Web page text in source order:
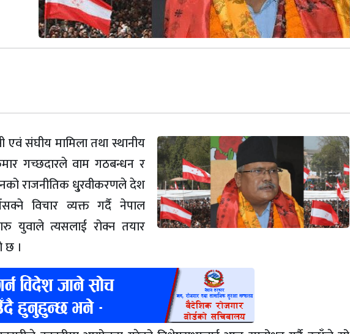
एवं संघीय मामिला तथा स्थानीय
गच्छदारले वाम गठबन्धन र
राजनीतिक धु्रवीकरणले देश
विचार व्यक्त गर्दै नेपाल
युवाले त्यसलाई रोक्न तयार
छ ।